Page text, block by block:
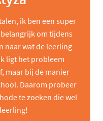
ik ben een super
om tijdens
naar wat de leerling
ligt het probleem
maar bij de manier
Daarom probeer
te zoeken die wel